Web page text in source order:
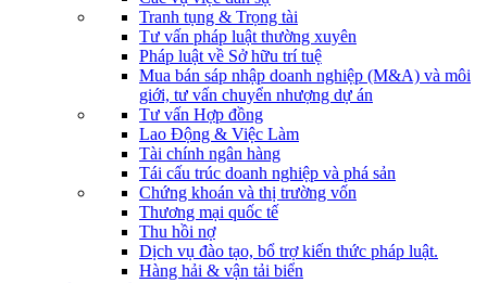
Tranh tụng & Trọng tài
Tư vấn pháp luật thường xuyên
Pháp luật về Sở hữu trí tuệ
Mua bán sáp nhập doanh nghiệp (M&A) và môi
giới, tư vấn chuyển nhượng dự án
Tư vấn Hợp đồng
Lao Động & Việc Làm
Tài chính ngân hàng
Tái cấu trúc doanh nghiệp và phá sản
Chứng khoán và thị trường vốn
Thương mại quốc tế
Thu hồi nợ
Dịch vụ đào tạo, bổ trợ kiến thức pháp luật.
Hàng hải & vận tải biển